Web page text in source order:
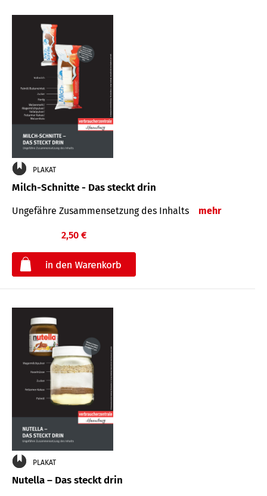
PLAKAT
Milch-Schnitte - Das steckt drin
Ungefähre Zu­sammen­setzung des Inhalts mehr
2,50 €
PLAKAT
Nutella – Das steckt drin